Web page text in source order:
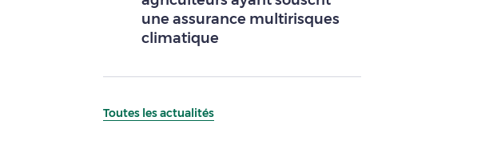
une assurance multirisques
climatique
Toutes les actualités